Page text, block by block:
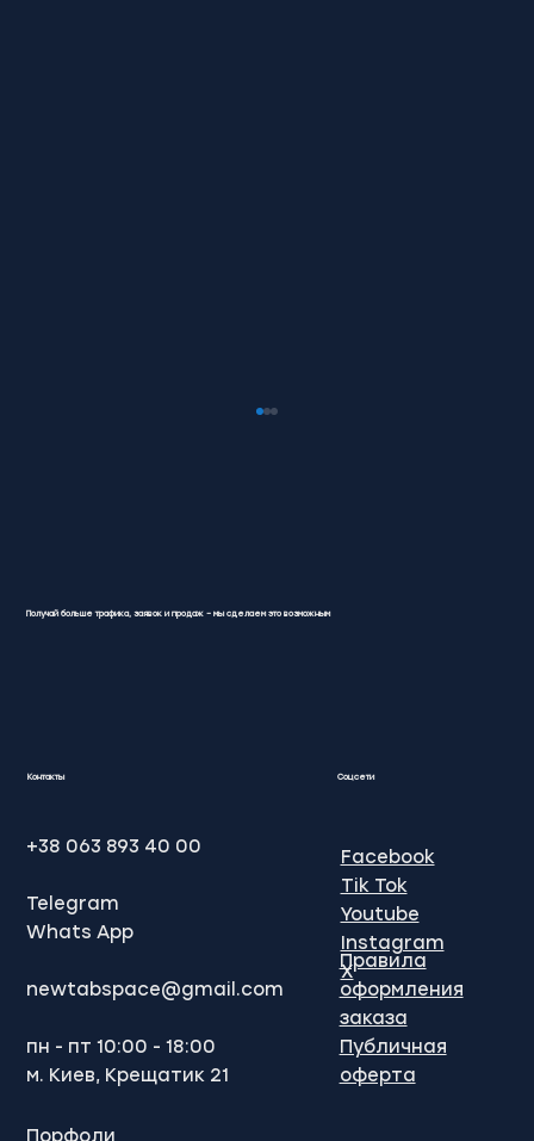
Получай больше трафика, заявок и продаж – мы сделаем это возможным
Контакты
+38 063 893 40 00
Telegram
Whats App
newtabspace@gmail.com
пн - пт 10:00 - 18:00
м. Киев, Крещатик 21
Соцсети
Facebook
Tik Tok
Youtube
Instagram
X
Правила
оформления
заказа
Публичная
оферта